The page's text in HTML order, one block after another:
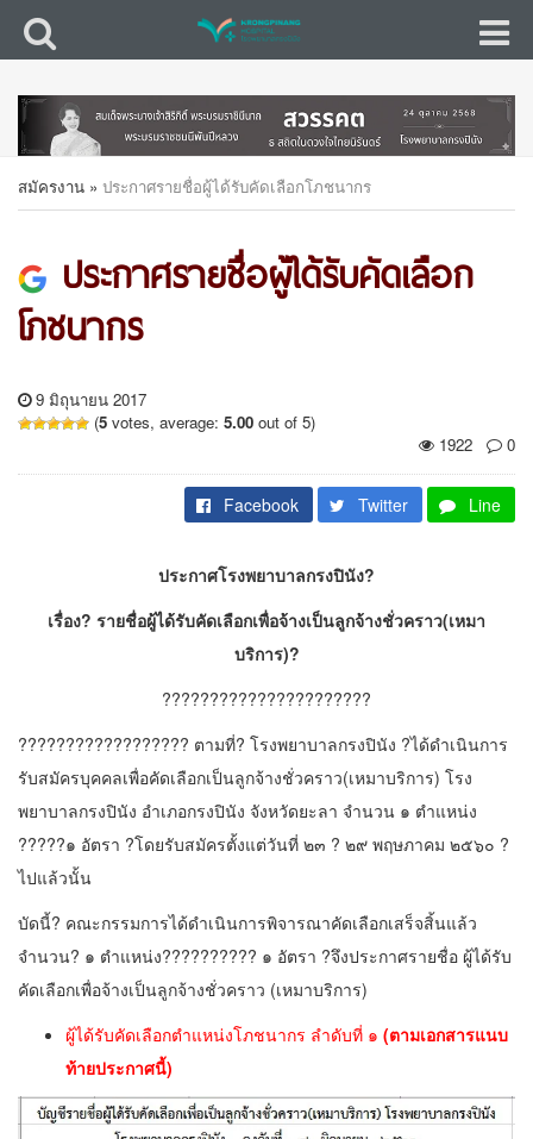
สมัครงาน » ประกาศรายชื่อผู้ได้รับคัดเลือกโภชนากร
ประกาศรายชื่อผู้ได้รับคัดเลือก
โภชนากร
9 มิถุนายน 2017
(5 votes, average: 5.00 out of 5)
1922
0
Facebook Twitter Line
ประกาศโรงพยาบาลกรงปินัง?
เรื่อง? รายชื่อผู้ได้รับคัดเลือกเพื่อจ้างเป็นลูกจ้างชั่วคราว(เหมา
บริการ)?
??????????????????????
?????????????????? ตามที่? โรงพยาบาลกรงปินัง ?ได้ดำเนินการ
รับสมัครบุคคลเพื่อคัดเลือกเป็นลูกจ้างชั่วคราว(เหมาบริการ) โรง
พยาบาลกรงปินัง อำเภอกรงปินัง จังหวัดยะลา จำนวน ๑ ตำแหน่ง
?????๑ อัตรา ?โดยรับสมัครตั้งแต่วันที่ ๒๓ ? ๒๙ พฤษภาคม ๒๕๖๐ ?
ไปแล้วนั้น
บัดนี้? คณะกรรมการได้ดำเนินการพิจารณาคัดเลือกเสร็จสิ้นแล้ว
จำนวน? ๑ ตำแหน่ง?????????? ๑ อัตรา ?จึงประกาศรายชื่อ ผู้ได้รับ
คัดเลือกเพื่อจ้างเป็นลูกจ้างชั่วคราว (เหมาบริการ)
ผู้ได้รับคัดเลือกตำแหน่งโภชนากร ลำดับที่ ๑ (ตามเอกสารแนบ
ท้ายประกาศนี้)